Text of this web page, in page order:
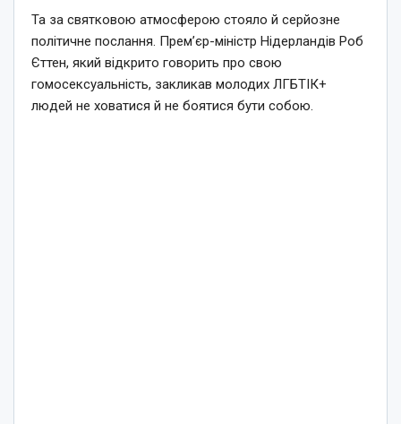
Та за святковою атмосферою стояло й серйозне
політичне послання. Прем’єр-міністр Нідерландів Роб
Єттен, який відкрито говорить про свою
гомосексуальність, закликав молодих ЛГБТІК+
людей не ховатися й не боятися бути собою.